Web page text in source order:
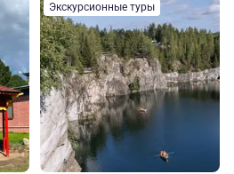
Экскурсионные туры